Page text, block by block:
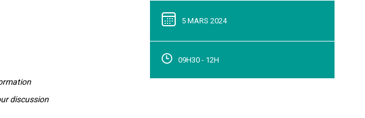
discussion
5 MARS 2024
09H30 - 12H